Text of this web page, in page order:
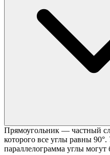
Прямоугольник — частный
которого все углы равны
параллелограмма углы